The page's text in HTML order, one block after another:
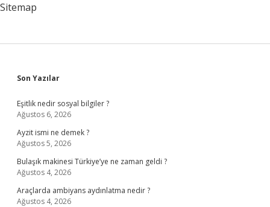
Sitemap
Sidebar
Son Yazılar
Eşitlik nedir sosyal bilgiler ?
Ağustos 6, 2026
Ayzit ismi ne demek ?
Ağustos 5, 2026
Bulaşık makinesi Türkiye’ye ne zaman geldi ?
Ağustos 4, 2026
Araçlarda ambiyans aydınlatma nedir ?
Ağustos 4, 2026